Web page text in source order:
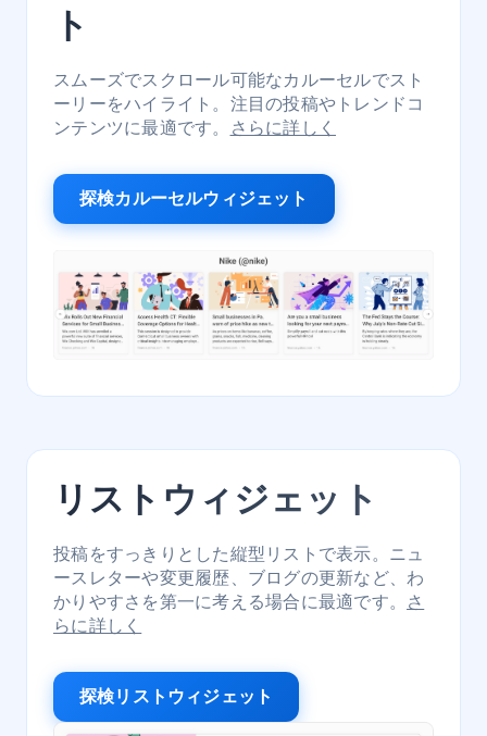
ト
スムーズでスクロール可能なカルーセルでスト
ーリーをハイライト。注目の投稿やトレンドコ
ンテンツに最適です。
さらに詳しく
探検カルーセルウィジェット
リストウィジェット
投稿をすっきりとした縦型リストで表示。ニュ
ースレターや変更履歴、ブログの更新など、わ
かりやすさを第一に考える場合に最適です。 さ
らに詳しく
探検リストウィジェット